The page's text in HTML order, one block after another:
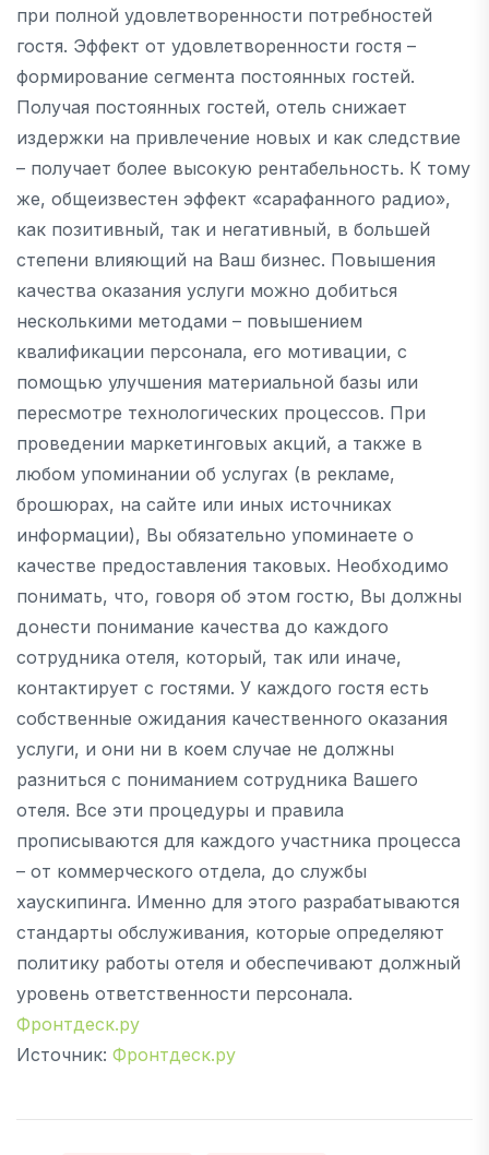
при полной удовлетворенности потребностей
гостя. Эффект от удовлетворенности гостя –
формирование сегмента постоянных гостей.
Получая постоянных гостей, отель снижает
издержки на привлечение новых и как следствие
– получает более высокую рентабельность. К тому
же, общеизвестен эффект «сарафанного радио»,
как позитивный, так и негативный, в большей
степени влияющий на Ваш бизнес. Повышения
качества оказания услуги можно добиться
несколькими методами – повышением
квалификации персонала, его мотивации, с
помощью улучшения материальной базы или
пересмотре технологических процессов. При
проведении маркетинговых акций, а также в
любом упоминании об услугах (в рекламе,
брошюрах, на сайте или иных источниках
информации), Вы обязательно упоминаете о
качестве предоставления таковых. Необходимо
понимать, что, говоря об этом гостю, Вы должны
донести понимание качества до каждого
сотрудника отеля, который, так или иначе,
контактирует с гостями. У каждого гостя есть
собственные ожидания качественного оказания
услуги, и они ни в коем случае не должны
разниться с пониманием сотрудника Вашего
отеля. Все эти процедуры и правила
прописываются для каждого участника процесса
– от коммерческого отдела, до службы
хаускипинга. Именно для этого разрабатываются
стандарты обслуживания, которые определяют
политику работы отеля и обеспечивают должный
уровень ответственности персонала.
Фронтдеск.ру
Источник: Фронтдеск.ру